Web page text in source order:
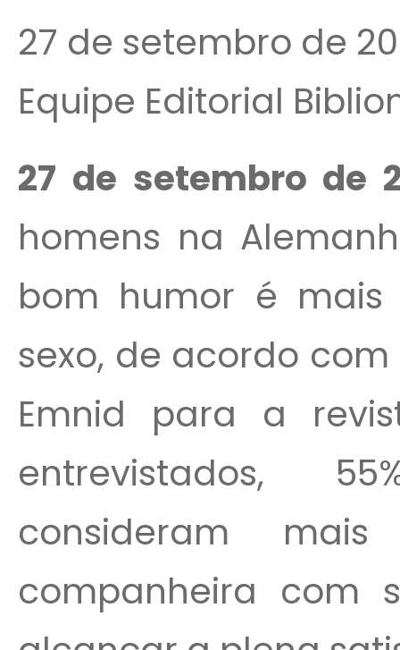
27 de setembro de
Equipe Editorial
27 de setembro de
homens na
bom humor é
sexo, de acordo
Emnid para a
entrevistados,
consideram
companheira com